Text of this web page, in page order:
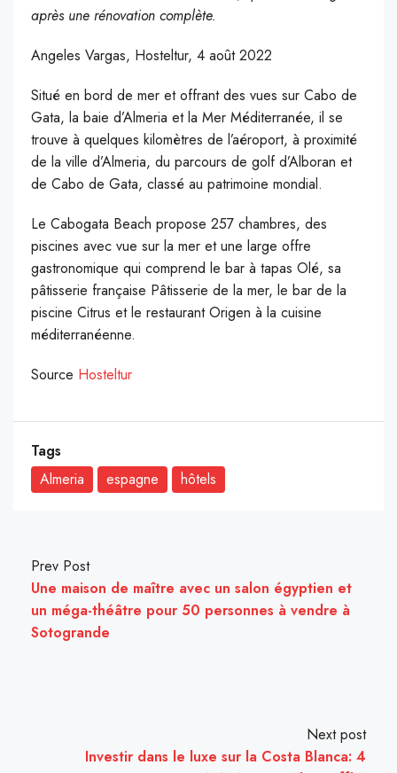
après une rénovation complète.
Angeles Vargas, Hosteltur, 4 août 2022
Situé en bord de mer et offrant des vues sur Cabo de
Gata, la baie d’Almeria et la Mer Méditerranée, il se
trouve à quelques kilomètres de l’aéroport, à proximité
de la ville d’Almeria, du parcours de golf d’Alboran et
de Cabo de Gata, classé au patrimoine mondial.
Le Cabogata Beach propose 257 chambres, des
piscines avec vue sur la mer et une large offre
gastronomique qui comprend le bar à tapas Olé, sa
pâtisserie française Pâtisserie de la mer, le bar de la
piscine Citrus et le restaurant Origen à la cuisine
méditerranéenne.
Source Hosteltur
Tags
Almeria
espagne hôtels
Prev Post
Une maison de maître avec un salon égyptien et
un méga-théâtre pour 50 personnes à vendre à
Sotogrande
Next post
Investir dans le luxe sur la Costa Blanca: 4